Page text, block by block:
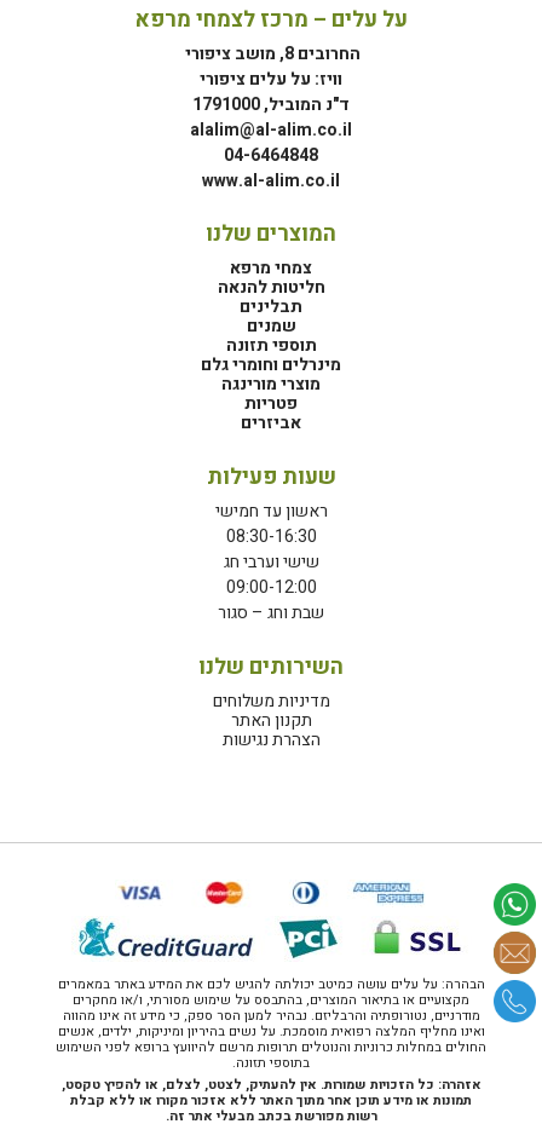
על עלים – מרכז לצמחי מרפא
החרובים 8, מושב ציפורי
וויז: על עלים ציפורי
ד"נ המוביל, 1791000
alalim@al-alim.co.il
04-6464848
www.al-alim.co.il
המוצרים שלנו
צמחי מרפא
חליטות להנאה
תבלינים
שמנים
תוספי תזונה
מינרלים וחומרי גלם
מוצרי מורינגה
פטריות
אביזרים
שעות פעילות
ראשון עד חמישי
08:30-16:30
שישי וערבי חג
09:00-12:00
שבת וחג – סגור
השירותים שלנו
מדיניות משלוחים
תקנון האתר
הצהרת נגישות
הבהרה: על עלים עושה כמיטב יכולתה להגיש לכם את המידע באתר במאמרים
מקצועיים או בתיאור המוצרים, בהתבסס על שימוש מסורתי, ו/או מחקרים
מודרניים, נטורופתיה והרבליזם. נבהיר למען הסר ספק, כי מידע זה אינו מהווה
ואינו מחליף המלצה רפואית מוסמכת. על נשים בהיריון ומיניקות, ילדים, אנשים
החולים במחלות כרוניות והנוטלים תרופות מרשם להיוועץ ברופא לפני השימוש
בתוספי תזונה.
אזהרה: כל הזכויות שמורות. אין להעתיק, לצטט, לצלם, או להפיץ טקסט,
תמונות או מידע תוכן אחר מתוך האתר ללא אזכור מקורו או ללא קבלת
רשות מפורשת בכתב מבעלי אתר זה.